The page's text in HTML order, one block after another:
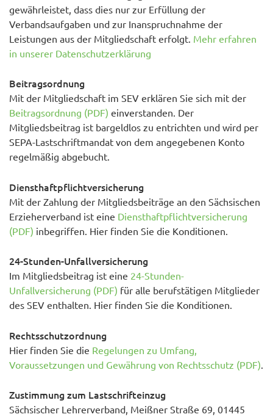
gewährleistet, dass dies nur zur Erfüllung der
Verbandsaufgaben und zur Inanspruchnahme der
Leistungen aus der Mitgliedschaft erfolgt. Mehr erfahren
in unserer Datenschutzerklärung
Beitragsordnung
Mit der Mitgliedschaft im SEV erklären Sie sich mit der
Beitragsordnung (PDF) einverstanden. Der
Mitgliedsbeitrag ist bargeldlos zu entrichten und wird per
SEPA-Lastschriftmandat von dem angegebenen Konto
regelmäßig abgebucht.
Diensthaftpflichtversicherung
Mit der Zahlung der Mitgliedsbeiträge an den Sächsischen
Erzieherverband ist eine Diensthaftpflichtversicherung
(PDF) inbegriffen. Hier finden Sie die Konditionen.
24-Stunden-Unfallversicherung
Im Mitgliedsbeitrag ist eine 24-Stunden-
Unfallversicherung (PDF) für alle berufstätigen Mitglieder
des SEV enthalten. Hier finden Sie die Konditionen.
Rechtsschutzordnung
Hier finden Sie die Regelungen zu Umfang,
Voraussetzungen und Gewährung von Rechtsschutz (PDF)
Zustimmung zum Lastschrifteinzug
Sächsischer Lehrerverband, Meißner Straße 69, 01445